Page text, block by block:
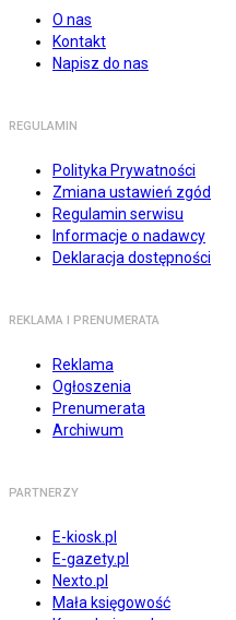
O nas
Kontakt
Napisz do nas
REGULAMIN
Polityka Prywatności
Zmiana ustawień zgód
Regulamin serwisu
Informacje o nadawcy
Deklaracja dostępności
REKLAMA I PRENUMERATA
Reklama
Ogłoszenia
Prenumerata
Archiwum
PARTNERZY
E-kiosk.pl
E-gazety.pl
Nexto.pl
Mała księgowość